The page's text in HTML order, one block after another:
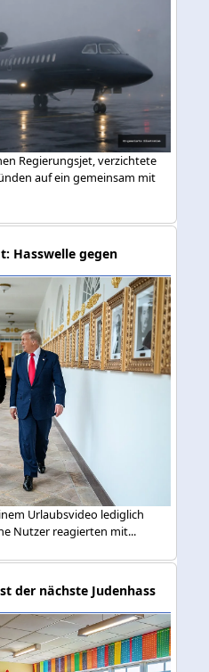
Regierungsjet, verzichtete
auf ein gemeinsam mit
Hasswelle gegen
Urlaubsvideo lediglich
Nutzer reagierten mit...
der nächste Judenhass